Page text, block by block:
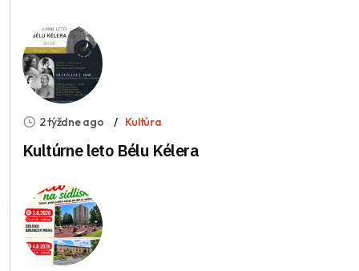
2 týždne ago Kultúra
Kultúrne leto Bélu Kélera